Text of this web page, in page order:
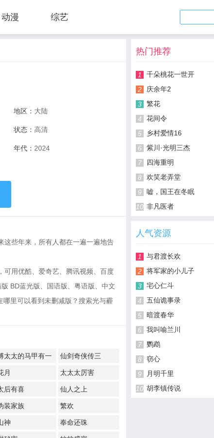
动漫 综艺
地区： 大陆
状态： 高清
年代： 2024
这些年来，所有人都在一遍一遍地告
可用优酷、爱奇艺、腾讯视频、百度
BD蓝光版、国语版、粤语版、中文
里可以看到未删减版？搜索光与霾
太太的马甲有一
多
仙剑奇侠传三
月 太太太厉害
后有喜 仙人之上
装家族 繁欢
神 奉命还珠
热门推荐
1
千朵桃花一世开
2
庆余年2
3
繁花
4
花间令
5
乡村爱情16
6
紫川·光明三杰
7
四海重明
8
欢笑老弄堂
9
嘘，国王在冬眠
10 非凡医者
人气资源
1
与君渡长欢
2
将军家的小儿子
3
宅心仁斗
4
五仙诡事录
5
暗渡春华
6
我叫喻兰川
7
鹦鹉
8
窃心
9
月明千里
10 胡李镇传说